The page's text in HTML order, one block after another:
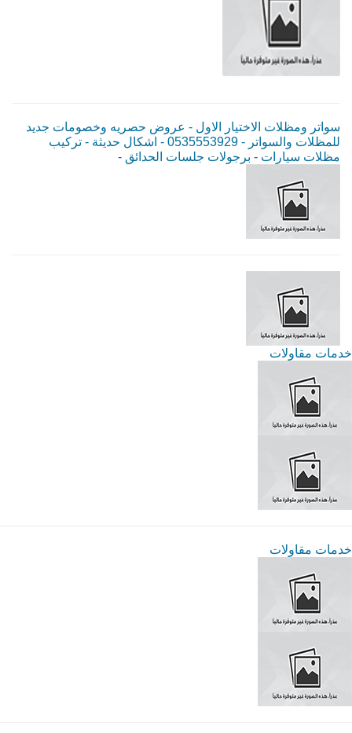
سواتر ومظلات الاختيار الاول - عروض حصريه وخصومات جديد
للمظلات والسواتر - 0535553929 - اشكال حديثة - تركيب
مظلات سيارات - برجولات جلسات الحدائق -
خدمات مقاولات
خدمات مقاولات